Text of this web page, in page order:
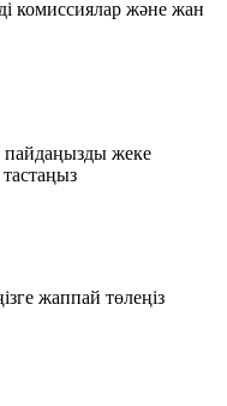
комиссиялар және жан
пайдаңызды жеке
жаппай төлеңіз